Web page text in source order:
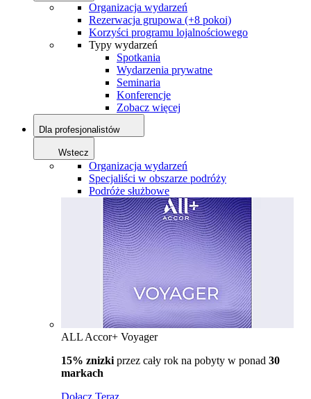
Organizacja wydarzeń
Rezerwacja grupowa (+8 pokoi)
Korzyści programu lojalnościowego
Typy wydarzeń
Spotkania
Wydarzenia prywatne
Seminaria
Konferencje
Zobacz więcej
Dla profesjonalistów
Wstecz
Organizacja wydarzeń
Specjaliści w obszarze podróży
Podróże służbowe
ALL Accor+ Voyager
15% znizki przez cały rok na pobyty w ponad 30
markach
Dołącz Teraz